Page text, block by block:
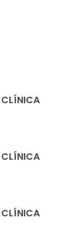
CLÍNICA
CLÍNICA
CLÍNICA